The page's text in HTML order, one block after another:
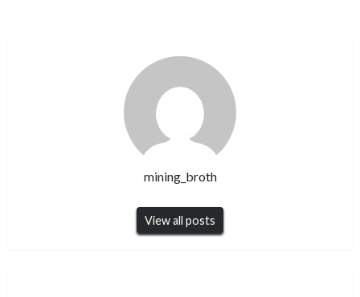
mining_broth
View all posts